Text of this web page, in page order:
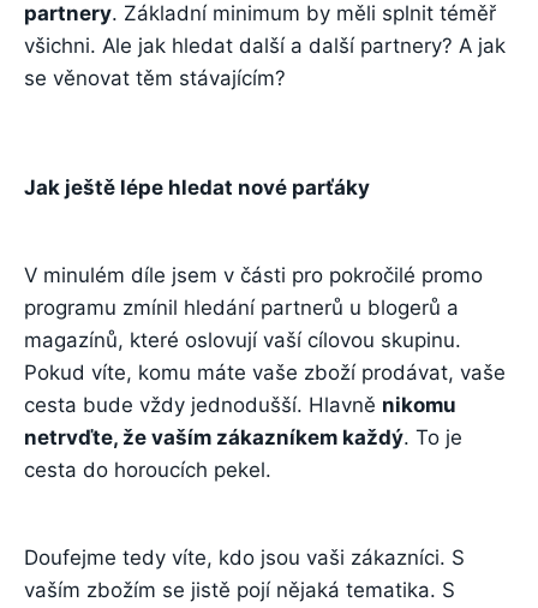
partnery. Základní minimum by měli splnit téměř
všichni. Ale jak hledat další a další partnery? A jak
se věnovat těm stávajícím?
Jak ještě lépe hledat nové parťáky
V minulém díle jsem v části pro pokročilé promo
programu zmínil hledání partnerů u blogerů a
magazínů, které oslovují vaší cílovou skupinu.
Pokud víte, komu máte vaše zboží prodávat, vaše
cesta bude vždy jednodušší. Hlavně nikomu
netrvďte, že vaším zákazníkem každý. To je
cesta do horoucích pekel.
Doufejme tedy víte, kdo jsou vaši zákazníci. S
vaším zbožím se jistě pojí nějaká tematika. S